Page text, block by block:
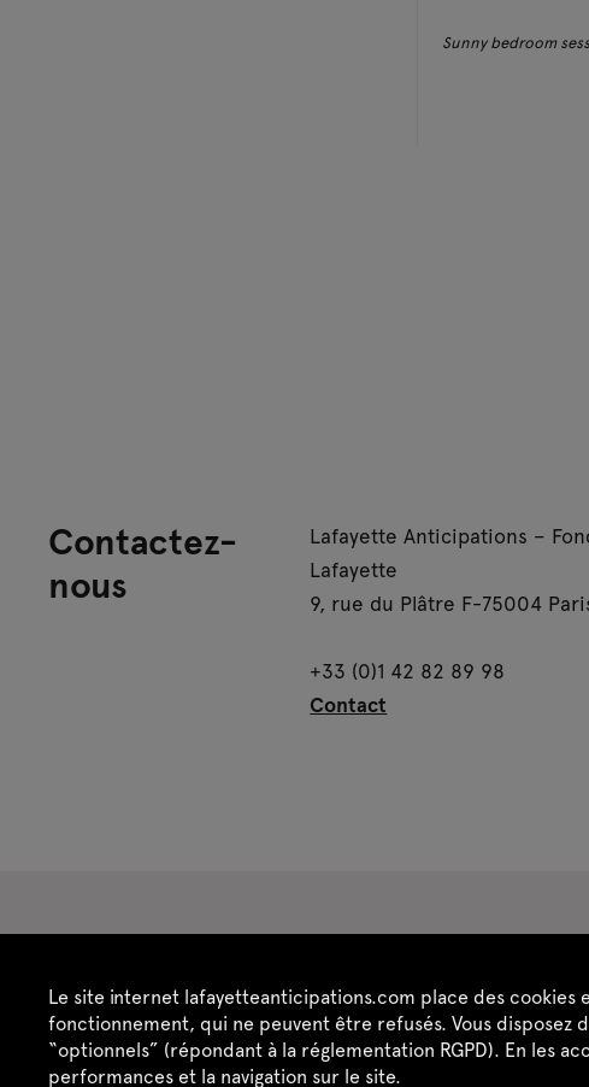
Le site internet lafayetteanticipations.com place des cookies
fonctionnement, qui ne peuvent être refusés. Vous disposez
“optionnels” (répondant à la réglementation RGPD). En les
performances et la navigation sur le site.
Sunny bedroom
Contactez-
nous
Lafayette Anticipations –
Lafayette
9, rue du Plâtre F-75004
+33 (0)1 42 82 89 98
Contact
Crédits Mentions légales Politique de